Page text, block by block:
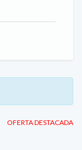
OFERTA DESTACADA